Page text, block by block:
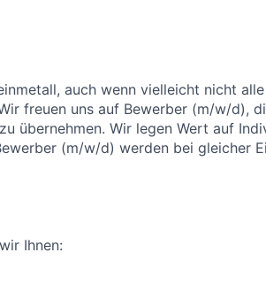
auch wenn vielleicht nicht
freuen uns auf Bewerber (m/w/d),
übernehmen. Wir legen Wert auf
(m/w/d) werden bei gleicher
Ihnen: